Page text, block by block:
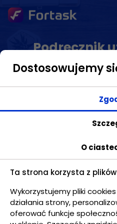
Podręcznik
Zarządzanie -
projektami. Widok ten
ułożonych w strukturę
formować poprzez
wykorzystaniem technologii
Dostosowujemy
O
Ta strona korzysta z
Wykorzystujemy pliki
działania strony,
oferować funkcje